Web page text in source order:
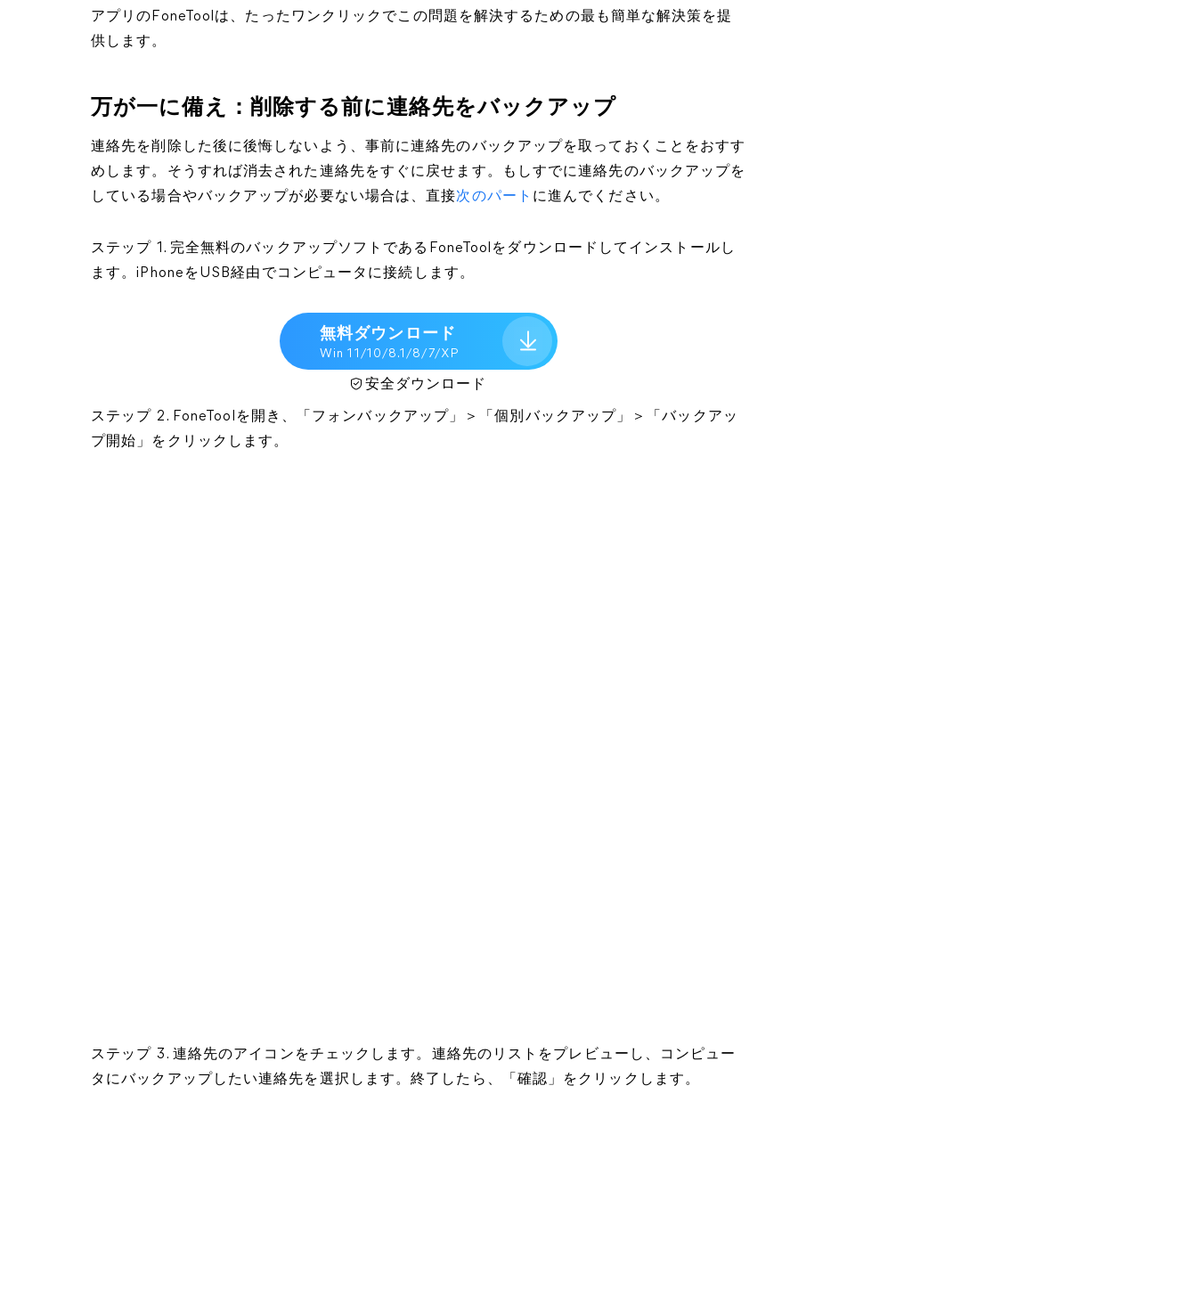
アプリのFoneToolは、たったワンクリックでこの問題を解決するための最も簡単な解決策を提
供します。
万が一に備え：削除する前に連絡先をバックアップ
連絡先を削除した後に後悔しないよう、事前に連絡先のバックアップを取っておくことをおすす
めします。そうすれば消去された連絡先をすぐに戻せます。もしすでに連絡先のバックアップを
している場合やバックアップが必要ない場合は、直接次のパート に進んでください。
ステップ 1. 完全無料のバックアップソフトであるFoneToolをダウンロードしてインストールし
ます。iPhoneをUSB経由でコンピュータに接続します。
無料ダウンロード
Win 11/10/8.1/8/7/XP
安全ダウンロード
ステップ 2. FoneToolを開き、「フォンバックアップ」＞「個別バックアップ」＞「バックアッ
プ開始」をクリックします。
ステップ 3. 連絡先のアイコンをチェックします。連絡先のリストをプレビューし、コンピュー
タにバックアップしたい連絡先を選択します。終了したら、「確認」をクリックします。